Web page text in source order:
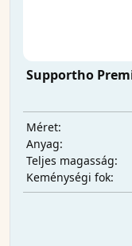
Supportho
Méret:
Anyag:
Teljes magasság:
Keménységi fok: